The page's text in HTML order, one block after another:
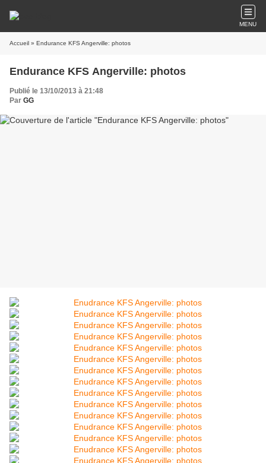
MENU
Accueil » Endurance KFS Angerville: photos
Endurance KFS Angerville: photos
Publié le 13/10/2013 à 21:48
Par GG